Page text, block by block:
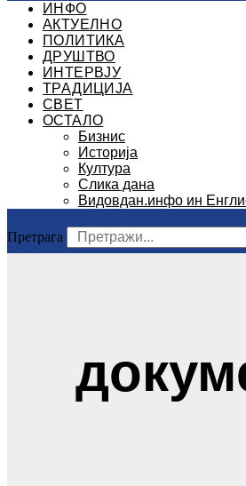
ИНФО
АКТУЕЛНО
ПОЛИТИКА
ДРУШТВО
ИНТЕРВЈУ
ТРАДИЦИЈА
СВЕТ
ОСТАЛО
Бизнис
Историја
Култура
Слика дана
Видовдан.инфо ин
Претрага